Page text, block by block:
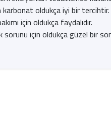
karbonat oldukça iyi bir tercihtir.
için oldukça faydalıdır.
sorunu için oldukça güzel bir